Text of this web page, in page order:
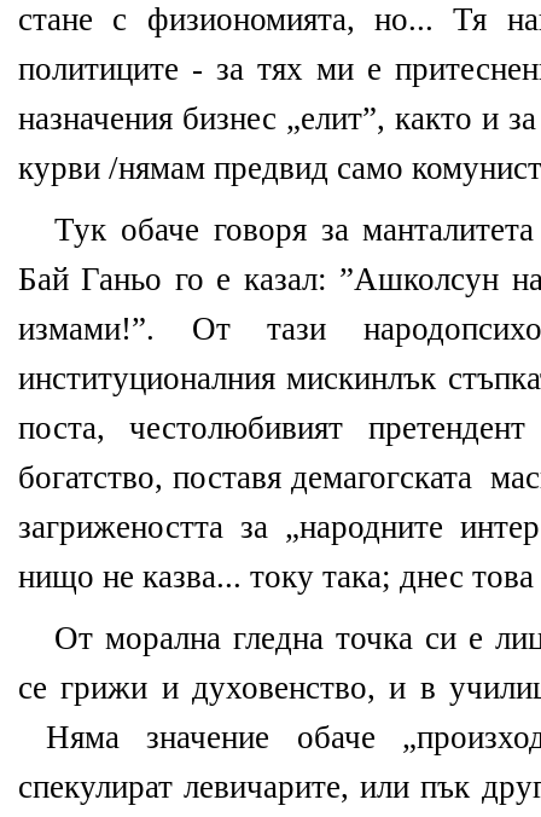
стане с физиономията, но... Тя
политиците - за тях ми е
назначения бизнес „елит”, както и
курви /нямам предвид само
Тук обаче говоря за
Бай Ганьо го е казал: ”Ашколсун
измами!”. От тази
институционалния мискинлък
поста, честолюбивият
богатство, поставя демагогската
загрижеността за „народните
нищо не казва... току така; днес това
От морална гледна точка си е
се грижи и духовенство, и в
Няма значение обаче
спекулират левичарите, или пък